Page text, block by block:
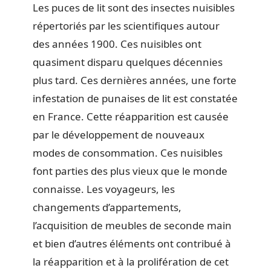
Les puces de lit sont des insectes nuisibles
répertoriés par les scientifiques autour
des années 1900. Ces nuisibles ont
quasiment disparu quelques décennies
plus tard. Ces dernières années, une forte
infestation de punaises de lit est constatée
en France. Cette réapparition est causée
par le développement de nouveaux
modes de consommation. Ces nuisibles
font parties des plus vieux que le monde
connaisse. Les voyageurs, les
changements d’appartements,
l’acquisition de meubles de seconde main
et bien d’autres éléments ont contribué à
la réapparition et à la prolifération de cet